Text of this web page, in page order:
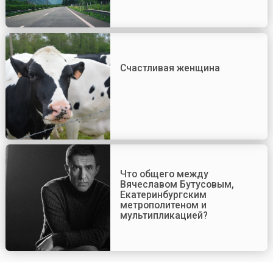
Счастливая женщина
Что общего между
Вячеславом Бутусовым,
Екатеринбургским
метрополитеном и
мультипликацией?